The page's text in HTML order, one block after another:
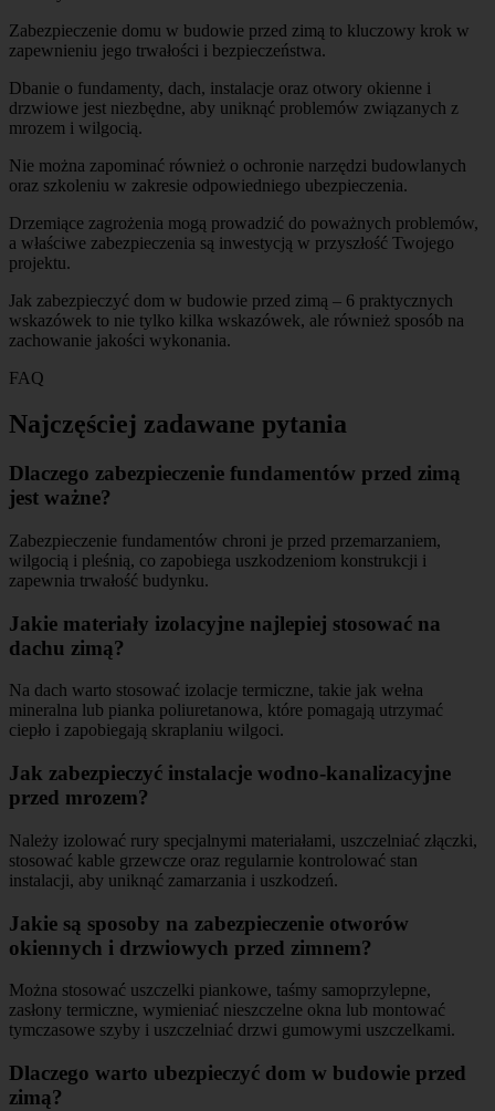
Zabezpieczenie domu w budowie przed zimą to kluczowy krok w
zapewnieniu jego trwałości i bezpieczeństwa.
Dbanie o fundamenty, dach, instalacje oraz otwory okienne i
drzwiowe jest niezbędne, aby uniknąć problemów związanych z
mrozem i wilgocią.
Nie można zapominać również o ochronie narzędzi budowlanych
oraz szkoleniu w zakresie odpowiedniego ubezpieczenia.
Drzemiące zagrożenia mogą prowadzić do poważnych problemów,
a właściwe zabezpieczenia są inwestycją w przyszłość Twojego
projektu.
Jak zabezpieczyć dom w budowie przed zimą – 6 praktycznych
wskazówek to nie tylko kilka wskazówek, ale również sposób na
zachowanie jakości wykonania.
FAQ
Najczęściej zadawane pytania
Dlaczego zabezpieczenie fundamentów przed zimą
jest ważne?
Zabezpieczenie fundamentów chroni je przed przemarzaniem,
wilgocią i pleśnią, co zapobiega uszkodzeniom konstrukcji i
zapewnia trwałość budynku.
Jakie materiały izolacyjne najlepiej stosować na
dachu zimą?
Na dach warto stosować izolacje termiczne, takie jak wełna
mineralna lub pianka poliuretanowa, które pomagają utrzymać
ciepło i zapobiegają skraplaniu wilgoci.
Jak zabezpieczyć instalacje wodno-kanalizacyjne
przed mrozem?
Należy izolować rury specjalnymi materiałami, uszczelniać złączki,
stosować kable grzewcze oraz regularnie kontrolować stan
instalacji, aby uniknąć zamarzania i uszkodzeń.
Jakie są sposoby na zabezpieczenie otworów
okiennych i drzwiowych przed zimnem?
Można stosować uszczelki piankowe, taśmy samoprzylepne,
zasłony termiczne, wymieniać nieszczelne okna lub montować
tymczasowe szyby i uszczelniać drzwi gumowymi uszczelkami.
Dlaczego warto ubezpieczyć dom w budowie przed
zimą?